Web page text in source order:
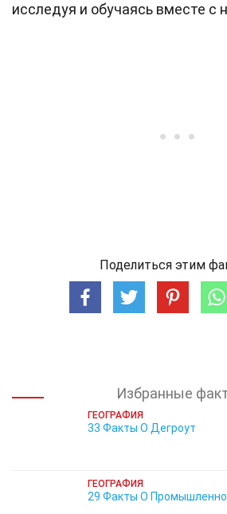
исследуя и обучаясь вместе с
Поделиться этим
Избранные
ГЕОГРАФИЯ
33 Факты О Дегроут
ГЕОГРАФИЯ
29 Факты О